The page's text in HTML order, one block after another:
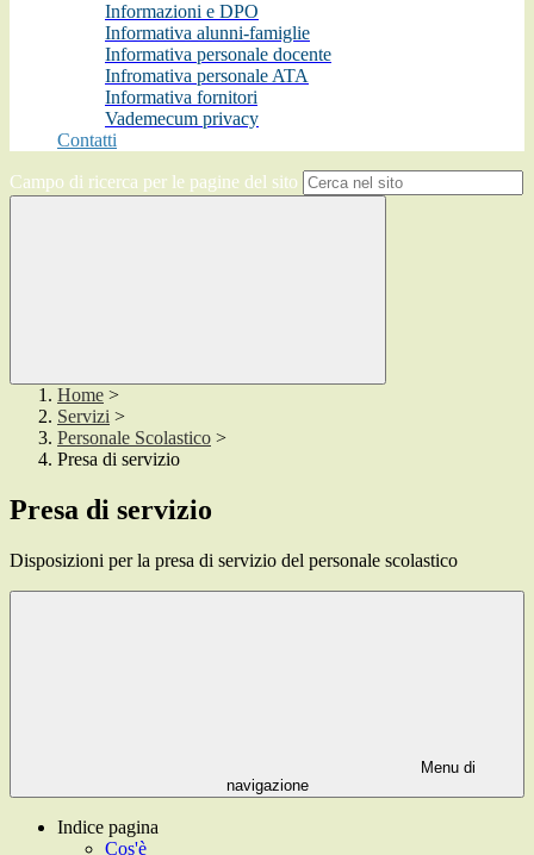
Informazioni e DPO
Informativa alunni-famiglie
Informativa personale docente
Infromativa personale ATA
Informativa fornitori
Vademecum privacy
Contatti
Campo di ricerca per le pagine del sito
Home >
Servizi >
Personale Scolastico >
Presa di servizio
Presa di servizio
Disposizioni per la presa di servizio del personale scolastico
Menu di
navigazione
Indice pagina
Cos'è